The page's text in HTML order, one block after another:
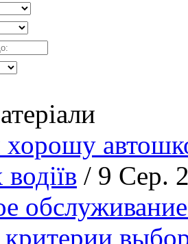
хорошу
/ 9 Сер.